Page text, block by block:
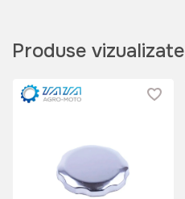
Produse vizualizate